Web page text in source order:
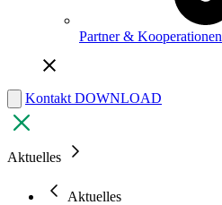
Partner & Kooperationen
Kontakt DOWNLOAD
Aktuelles
Aktuelles